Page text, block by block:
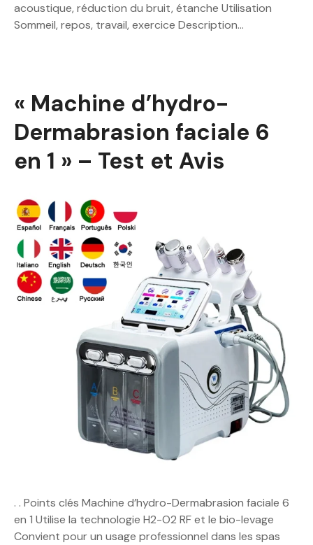
acoustique, réduction du bruit, étanche Utilisation
Sommeil, repos, travail, exercice Description…
« Machine d’hydro-
Dermabrasion faciale 6
en 1 » – Test et Avis
. . Points clés Machine d’hydro-Dermabrasion faciale 6
en 1 Utilise la technologie H2-O2 RF et le bio-levage
Convient pour un usage professionnel dans les spas